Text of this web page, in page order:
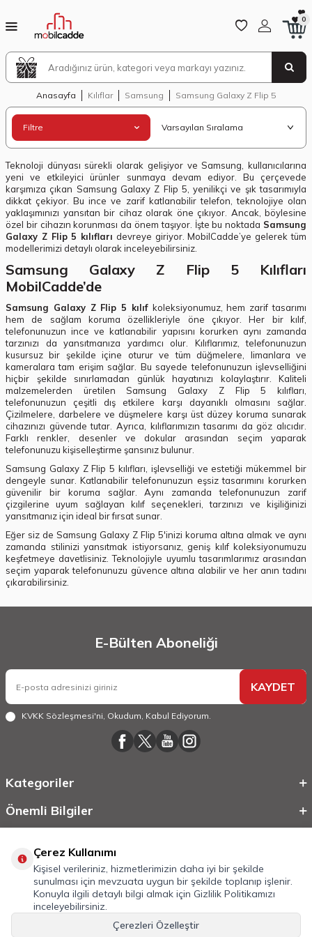
0
Anasayfa Kılıflar Samsung Samsung Galaxy Z Flip 5
Filtre
Teknoloji dünyası sürekli olarak gelişiyor ve Samsung, kullanıcılarına
yeni ve etkileyici ürünler sunmaya devam ediyor. Bu çerçevede
karşımıza çıkan Samsung Galaxy Z Flip 5, yenilikçi ve şık tasarımıyla
dikkat çekiyor. Bu ince ve zarif katlanabilir telefon, teknolojiye olan
yaklaşımınızı yansıtan bir cihaz olarak öne çıkıyor. Ancak, böylesine
özel bir cihazın korunması da önem taşıyor. İşte bu noktada Samsung
Galaxy Z Flip 5 kılıfları devreye giriyor. MobilCadde’ye gelerek tüm
modellerimizi detaylı olarak inceleyebilirsiniz.
Samsung Galaxy Z Flip 5 Kılıfları
MobilCadde’de
Samsung Galaxy Z Flip 5 kılıf koleksiyonumuz, hem zarif tasarımı
hem de sağlam koruma özellikleriyle öne çıkıyor. Her bir kılıf,
telefonunuzun ince ve katlanabilir yapısını korurken aynı zamanda
tarzınızı da yansıtmanıza yardımcı olur. Kılıflarımız, telefonunuzun
kusursuz bir şekilde içine oturur ve tüm düğmelere, limanlara ve
kameralara tam erişim sağlar. Bu sayede telefonunuzun işlevselliğini
hiçbir şekilde sınırlamadan günlük hayatınızı kolaylaştırır. Kaliteli
malzemelerden üretilen Samsung Galaxy Z Flip 5 kılıfları,
telefonunuzun çeşitli dış etkilere karşı dayanıklı olmasını sağlar.
Çizilmelere, darbelere ve düşmelere karşı üst düzey koruma sunarak
cihazınızı güvende tutar. Ayrıca, kılıflarımızın tasarımı da göz alıcıdır.
Farklı renkler, desenler ve dokular arasından seçim yaparak
telefonunuzu kişiselleştirme şansınız bulunur.
Samsung Galaxy Z Flip 5 kılıfları, işlevselliği ve estetiği mükemmel bir
dengeyle sunar. Katlanabilir telefonunuzun eşsiz tasarımını korurken
güvenilir bir koruma sağlar. Aynı zamanda telefonunuzun zarif
çizgilerine uyum sağlayan kılıf seçenekleri, tarzınızı ve kişiliğinizi
yansıtmanız için ideal bir fırsat sunar.
Eğer siz de Samsung Galaxy Z Flip 5'inizi koruma altına almak ve aynı
zamanda stilinizi yansıtmak istiyorsanız, geniş kılıf koleksiyonumuzu
keşfetmeye davetlisiniz. Teknolojiyle uyumlu tasarımlarımız arasından
seçim yaparak telefonunuzu güvence altına alabilir ve her anın tadını
çıkarabilirsiniz.
E-Bülten Aboneliği
KAYDET
KVKK Sözleşmesi'ni, Okudum, Kabul Ediyorum.
Kategoriler
Önemli Bilgiler
Çerez Kullanımı
Kişisel verileriniz, hizmetlerimizin daha iyi bir şekilde
sunulması için mevzuata uygun bir şekilde toplanıp işlenir.
Konuyla ilgili detaylı bilgi almak için Gizlilik Politikamızı
inceleyebilirsiniz.
Çerezleri Özelleştir